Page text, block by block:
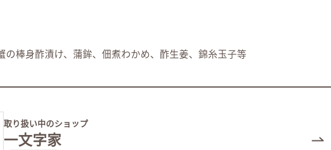
棒身酢漬け、蒲鉾、佃煮わかめ、酢生姜、錦糸玉子等
取り扱い中のショップ
一文字家